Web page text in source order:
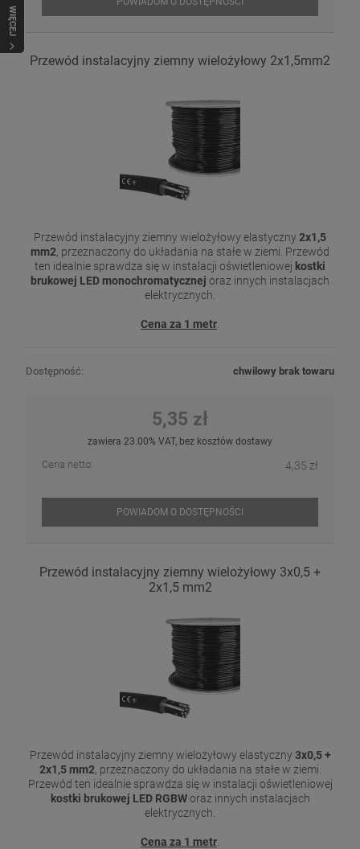
WIĘCEJ
Przewód instalacyjny ziemny wielożyłowy 2x1,5mm2
Przewód instalacyjny ziemny wielożyłowy elastyczny2x1,5
mm2 , przeznaczony do układania na stałe w ziemi. Przewód
ten idealnie sprawdza się w instalacji oświetleniowej kostki
brukowej LED monochromatycznej oraz innych instalacjach
elektrycznych.
Cena za 1 metr
Dostępność: chwilowy brak towaru
5,35 zł
zawiera 23.00% VAT, bez kosztów dostawy
Cena netto: 4,35 zł
POWIADOM O DOSTĘPNOŚCI
Przewód instalacyjny ziemny wielożyłowy 3x0,5 +
2x1,5 mm2
Przewód instalacyjny ziemny wielożyłowy elastyczny3x0,5 +
2x1,5 mm2, przeznaczony do układania na stałe w ziemi.
Przewód ten idealnie sprawdza się w instalacji oświetleniowej
kostki brukowej LED RGBWoraz innych instalacjach
elektrycznych.
Cena za 1 metr